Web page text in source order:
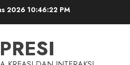
2026 10:46:23 PM